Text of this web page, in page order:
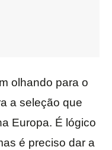
olhando para o
a seleção que
Europa. É lógico
é preciso dar a